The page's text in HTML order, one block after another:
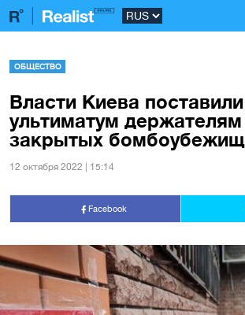
ОБЩЕСТВО
Власти Киева поставили
ультиматум держателям
закрытых бомбоубежищ
12 октября 2022 | 15:14
Facebook